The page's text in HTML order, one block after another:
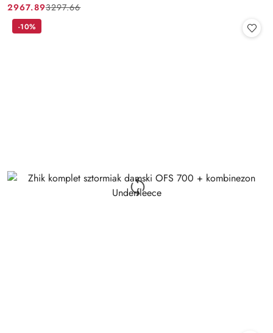
Cena
promocyjna:
2967.89
Cena
przed
3297.66
-10%